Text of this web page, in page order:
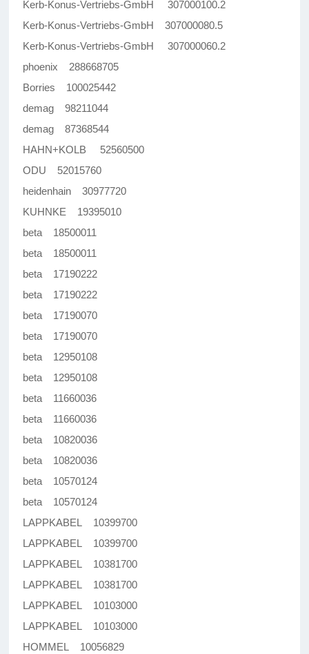
Kerb-Konus-Vertriebs-GmbH 307000100.2
Kerb-Konus-Vertriebs-GmbH 307000080.5
Kerb-Konus-Vertriebs-GmbH 307000060.2
phoenix 288668705
Borries 100025442
demag 98211044
demag 87368544
HAHN+KOLB 52560500
ODU 52015760
heidenhain 30977720
KUHNKE 19395010
beta 18500011
beta 18500011
beta 17190222
beta 17190222
beta 17190070
beta 17190070
beta 12950108
beta 12950108
beta 11660036
beta 11660036
beta 10820036
beta 10820036
beta 10570124
beta 10570124
LAPPKABEL 10399700
LAPPKABEL 10399700
LAPPKABEL 10381700
LAPPKABEL 10381700
LAPPKABEL 10103000
LAPPKABEL 10103000
HOMMEL 10056829